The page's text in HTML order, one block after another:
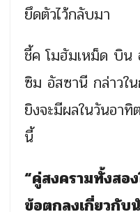
ยึดตัวไว้กลับมา
ชี้ค โมฮัมเหม็ด บิน
ซิม อัสซานี กล่าวใ
ยิงจะมีผลในวันอา
นี้
“คู่สงครามทั้งสอ
ข้อตกลงเกี่ยวกับ